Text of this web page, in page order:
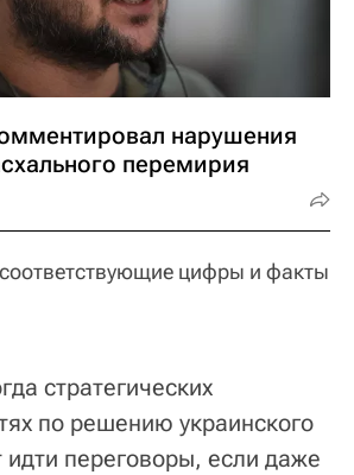
нарушения
перемирия
цифры и факты
стратегических
по решению украинского
идти переговоры, если даже